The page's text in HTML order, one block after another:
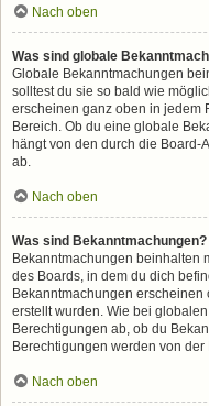
Nach oben
Was sind globale
Globale Bekanntmachungen
solltest du sie so bald wie
erscheinen ganz oben in jedem
Bereich. Ob du eine globale
hängt von den durch die
ab.
Nach oben
Was sind Bekanntmachungen?
Bekanntmachungen beinhalten
des Boards, in dem du dich
Bekanntmachungen
erstellt wurden. Wie bei
Berechtigungen ab, ob du
Berechtigungen werden von
Nach oben